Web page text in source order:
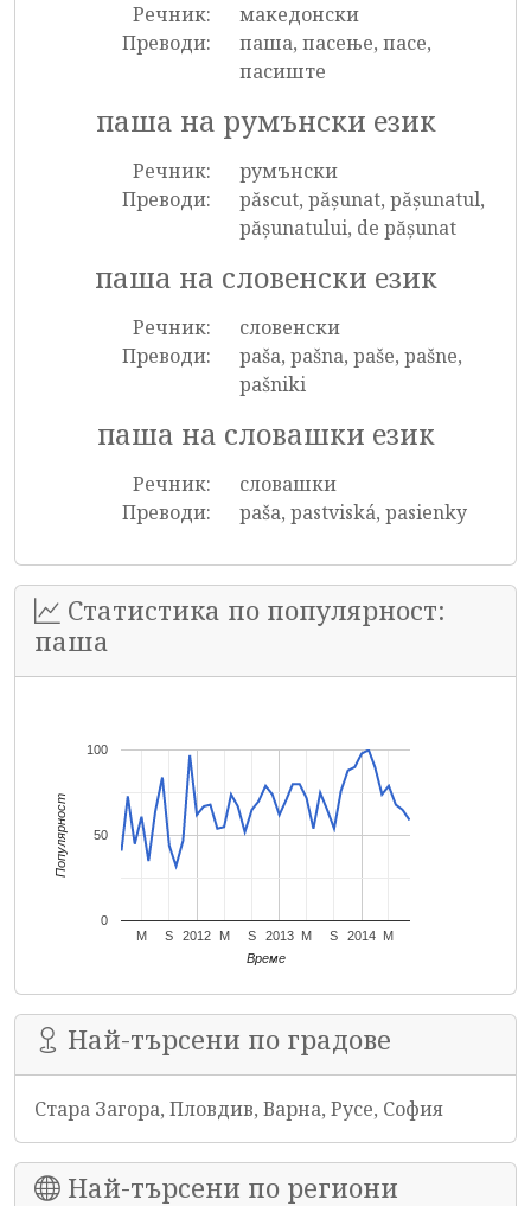
Речник:
македонски
Преводи:
паша, пасење, пасе,
пасиште
паша на румънски език
Речник:
румънски
Преводи:
păscut, pășunat, pășunatul,
pășunatului, de pășunat
паша на словенски език
Речник:
словенски
Преводи:
paša, pašna, paše, pašne,
pašniki
паша на словашки език
Речник:
словашки
Преводи:
paša, pastviská, pasienky
Статистика по популярност:
паша
2012 2013 2014
M S M S M S M
0
50
100
Време
Популярност
Най-търсени по градове
Стара Загора, Пловдив, Варна, Русе, София
Най-търсени по региони